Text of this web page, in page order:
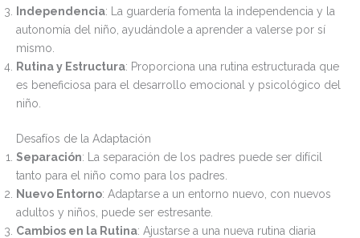
Independencia: La guardería fomenta la independencia y la
autonomía del niño, ayudándole a aprender a valerse por sí
mismo.
Rutina y Estructura: Proporciona una rutina estructurada que
es beneficiosa para el desarrollo emocional y psicológico del
niño.
Desafíos de la Adaptación
Separación: La separación de los padres puede ser difícil
tanto para el niño como para los padres.
Nuevo Entorno: Adaptarse a un entorno nuevo, con nuevos
adultos y niños, puede ser estresante.
Cambios en la Rutina: Ajustarse a una nueva rutina diaria